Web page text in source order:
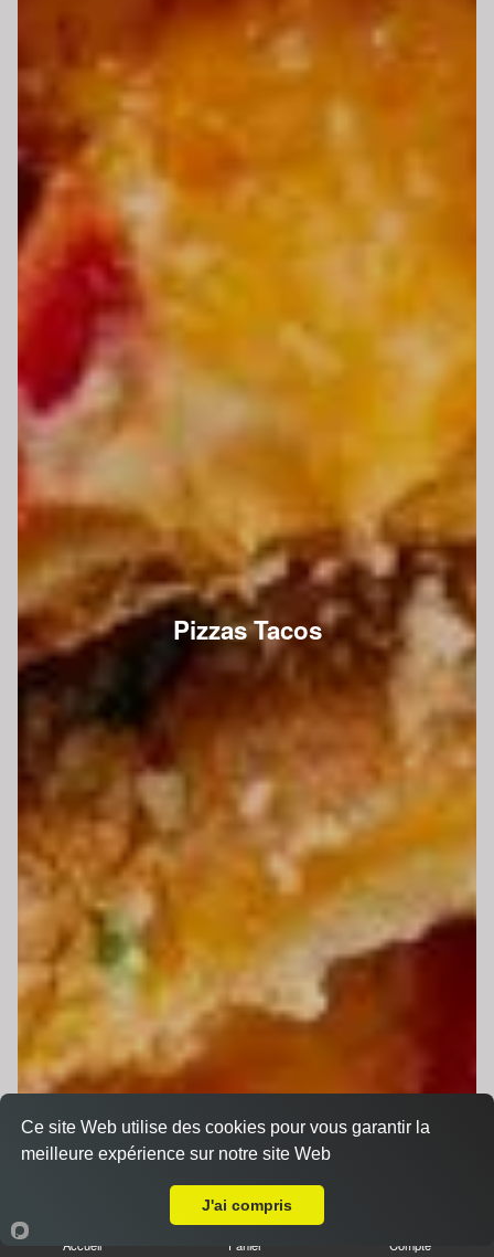
Pizzas Tacos
Accueil Panier Compte
Ce site Web utilise des cookies pour vous garantir la
meilleure expérience sur notre site Web
J'ai compris